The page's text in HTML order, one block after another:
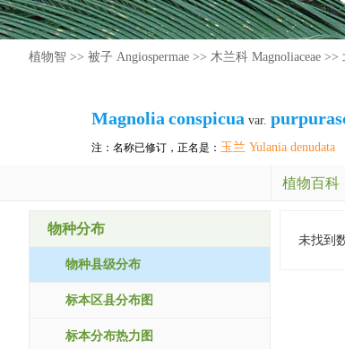
植物智 >> 被子 Angiospermae >> 木兰科 Magnoliaceae >>
Magnolia conspicua var.
注：名称已修订，正名是： 玉兰 Yulania denudata
植物百科
物种分布
物种县级分布
标本区县分布图
标本分布热力图
未找到